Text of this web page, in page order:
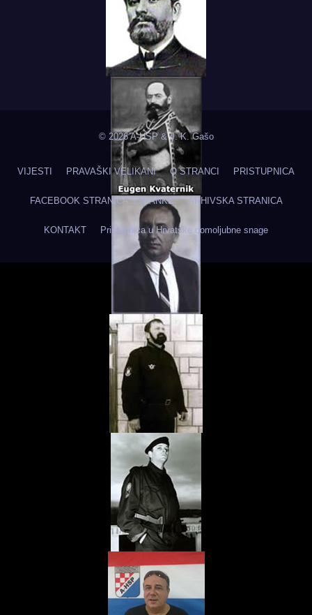
© 2026 A-HSP & J. K. Gašo
VIJESTI PRAVAŠKI VELIKANI O STRANCI PRISTUPNICA
FACEBOOK STRANICA STRANKE ARHIVSKA STRANICA
KONTAKT Pristupnica u Hrvatske domoljubne snage